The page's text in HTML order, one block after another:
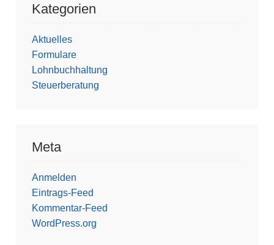
Kategorien
Aktuelles
Formulare
Lohnbuchhaltung
Steuerberatung
Meta
Anmelden
Eintrags-Feed
Kommentar-Feed
WordPress.org